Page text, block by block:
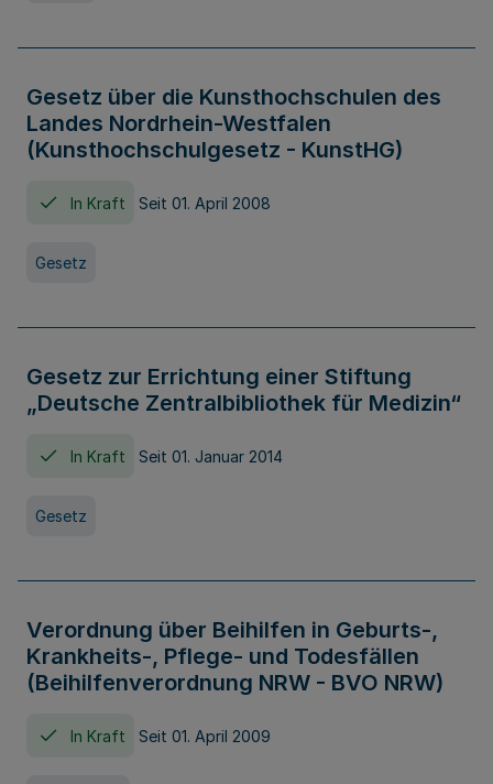
Gesetz über die Kunsthochschulen des
Landes Nordrhein-Westfalen
(Kunsthochschulgesetz - KunstHG)
In Kraft Seit 01. April 2008
Gesetz
Gesetz zur Errichtung einer Stiftung
„Deutsche Zentralbibliothek für Medizin“
In Kraft Seit 01. Januar 2014
Gesetz
Verordnung über Beihilfen in Geburts-,
Krankheits-, Pflege- und Todesfällen
(Beihilfenverordnung NRW - BVO NRW)
In Kraft Seit 01. April 2009